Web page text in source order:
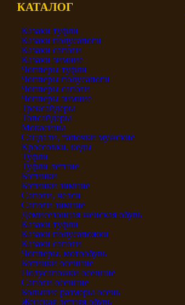
КАТАЛОГ
Казаки туфли
Казаки полусапоги
Казаки сапоги
Казаки зимние
Чопперы туфли
Чопперы полусапоги
Чопперы сапоги
Чопперы зимние
Трексайдеры
Топсайдеры
Мокасины
Сандали, тапочки мужские
Кроссовки, кеды
Туфли
Туфли летние
Ботинки
Ботинки зимние
Сапоги, челси
Сапоги зимние
Демисезонная женская обувь
Казаки туфли
Казаки полусапожки
Казаки сапоги
Чопперы, мотообувь
Ботинки осенние
Полусапожки осенние
Сапоги осенние
Большие размеры осень
Женская летняя обувь